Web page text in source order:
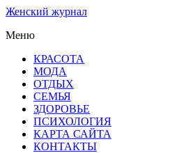
Женский журнал
Меню
КРАСОТА
МОДА
ОТДЫХ
СЕМЬЯ
ЗДОРОВЬЕ
ПСИХОЛОГИЯ
КАРТА САЙТА
КОНТАКТЫ